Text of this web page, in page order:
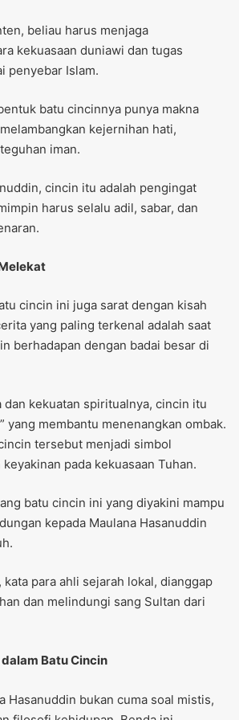
beliau harus menjaga
kekuasaan duniawi dan tugas
penyebar Islam.
batu cincinnya punya makna
kejernihan hati,
iman.
cincin itu adalah pengingat
harus selalu adil, sabar, dan
cincin ini juga sarat dengan kisah
yang paling terkenal adalah saat
berhadapan dengan badai besar di
dan kekuatan spiritualnya, cincin itu
yang membantu menenangkan ombak.
tersebut menjadi simbol
pada kekuasaan Tuhan.
batu cincin ini yang diyakini mampu
kepada Maulana Hasanuddin
para ahli sejarah lokal, dianggap
dan melindungi sang Sultan dari
Batu Cincin
Hasanuddin bukan cuma soal mistis,